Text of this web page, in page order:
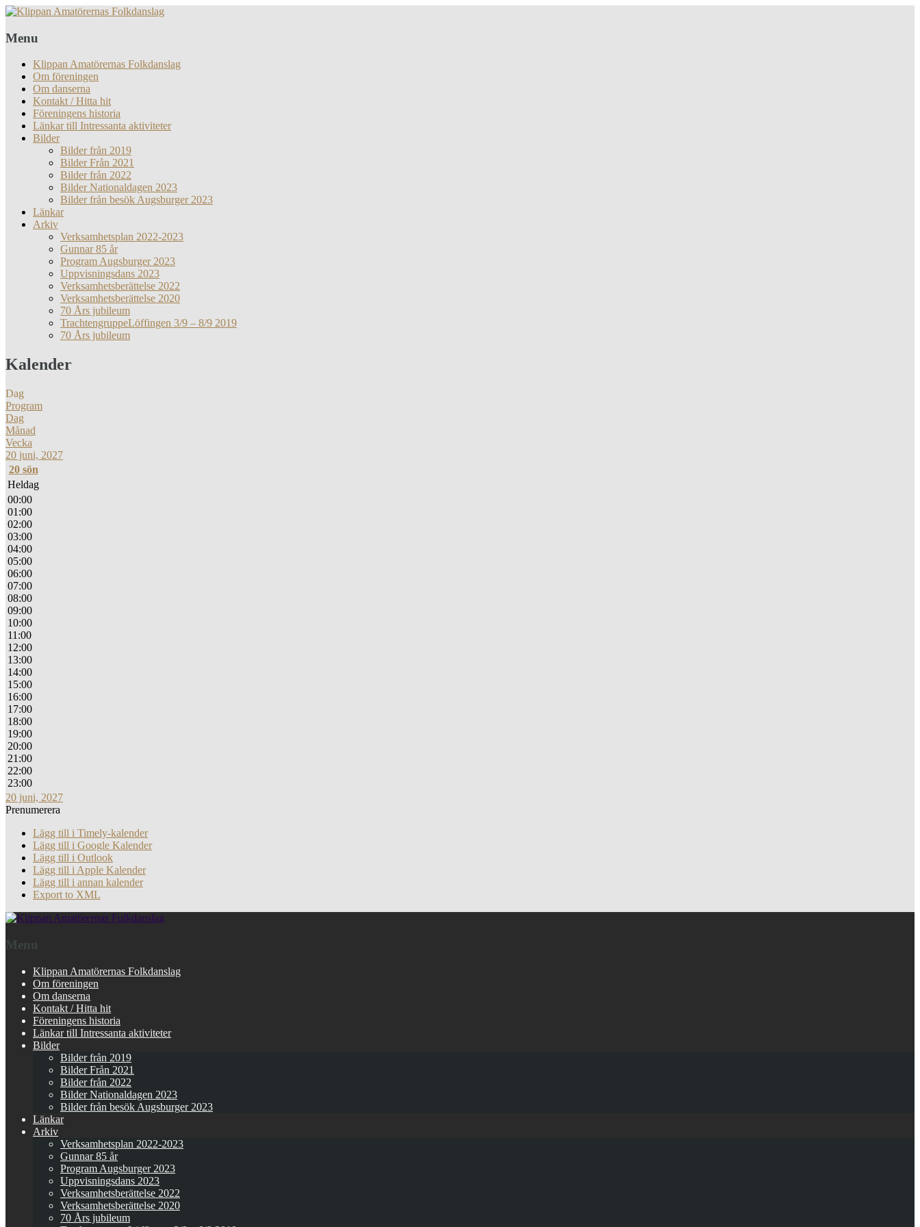
Menu
Klippan Amatörernas Folkdanslag
Om föreningen
Om danserna
Kontakt / Hitta hit
Föreningens historia
Länkar till Intressanta aktiviteter
Bilder
Bilder från 2019
Bilder Från 2021
Bilder från 2022
Bilder Nationaldagen 2023
Bilder från besök Augsburger 2023
Länkar
Arkiv
Verksamhetsplan 2022-2023
Gunnar 85 år
Program Augsburger 2023
Uppvisningsdans 2023
Verksamhetsberättelse 2022
Verksamhetsberättelse 2020
70 Års jubileum
TrachtengruppeLöffingen 3/9 – 8/9 2019
70 Års jubileum
Kalender
Dag
Program
Dag
Månad
Vecka
20 juni, 2027
20 sön
Heldag
00:00
01:00
02:00
03:00
04:00
05:00
06:00
07:00
08:00
09:00
10:00
11:00
12:00
13:00
14:00
15:00
16:00
17:00
18:00
19:00
20:00
21:00
22:00
23:00
20 juni, 2027
Prenumerera
Lägg till i Timely-kalender
Lägg till i Google Kalender
Lägg till i Outlook
Lägg till i Apple Kalender
Lägg till i annan kalender
Export to XML
Menu
Klippan Amatörernas Folkdanslag
Om föreningen
Om danserna
Kontakt / Hitta hit
Föreningens historia
Länkar till Intressanta aktiviteter
Bilder
Bilder från 2019
Bilder Från 2021
Bilder från 2022
Bilder Nationaldagen 2023
Bilder från besök Augsburger 2023
Länkar
Arkiv
Verksamhetsplan 2022-2023
Gunnar 85 år
Program Augsburger 2023
Uppvisningsdans 2023
Verksamhetsberättelse 2022
Verksamhetsberättelse 2020
70 Års jubileum